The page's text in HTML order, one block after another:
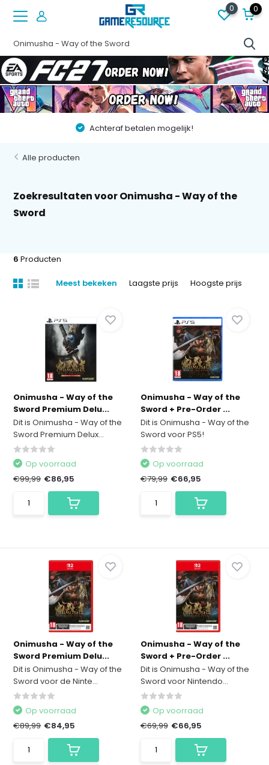
0 0
Achteraf betalen mogelijk!
Alle producten
Zoekresultaten voor Onimusha - Way of the
Sword
6 Producten
Meest bekeken Laagste prijs Hoogste prijs
Onimusha - Way of the
Sword Premium Delu...
Dit is Onimusha - Way of the
Sword Premium Delux...
Op voorraad
€99,99 €86,95
Onimusha - Way of the
Sword + Pre-Order ...
Dit is Onimusha - Way of the
Sword voor PS5!
Op voorraad
€79,99 €66,95
Onimusha - Way of the
Sword Premium Delu...
Dit is Onimusha - Way of the
Sword voor de Ninte...
Op voorraad
€89,99 €84,95
Onimusha - Way of the
Sword + Pre-Order ...
Dit is Onimusha - Way of the
Sword voor Nintendo...
Op voorraad
€69,99 €66,95